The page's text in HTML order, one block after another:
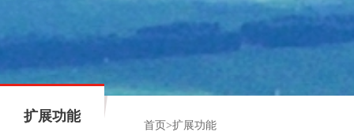
扩展功能
首页 >扩展功能